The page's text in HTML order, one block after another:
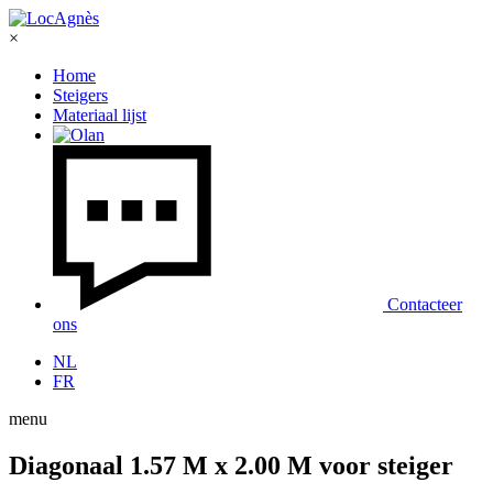
×
Home
Steigers
Materiaal lijst
Contacteer
ons
NL
FR
menu
Diagonaal 1.57 M x 2.00 M voor steiger